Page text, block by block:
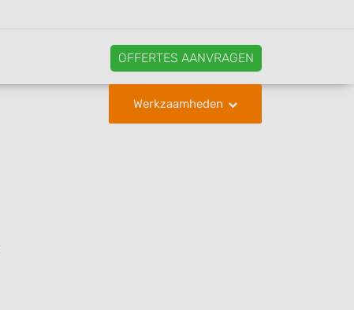
OFFERTES AANVRAGEN
Werkzaamheden